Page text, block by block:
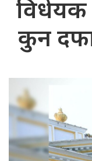
विधेयक
कुन